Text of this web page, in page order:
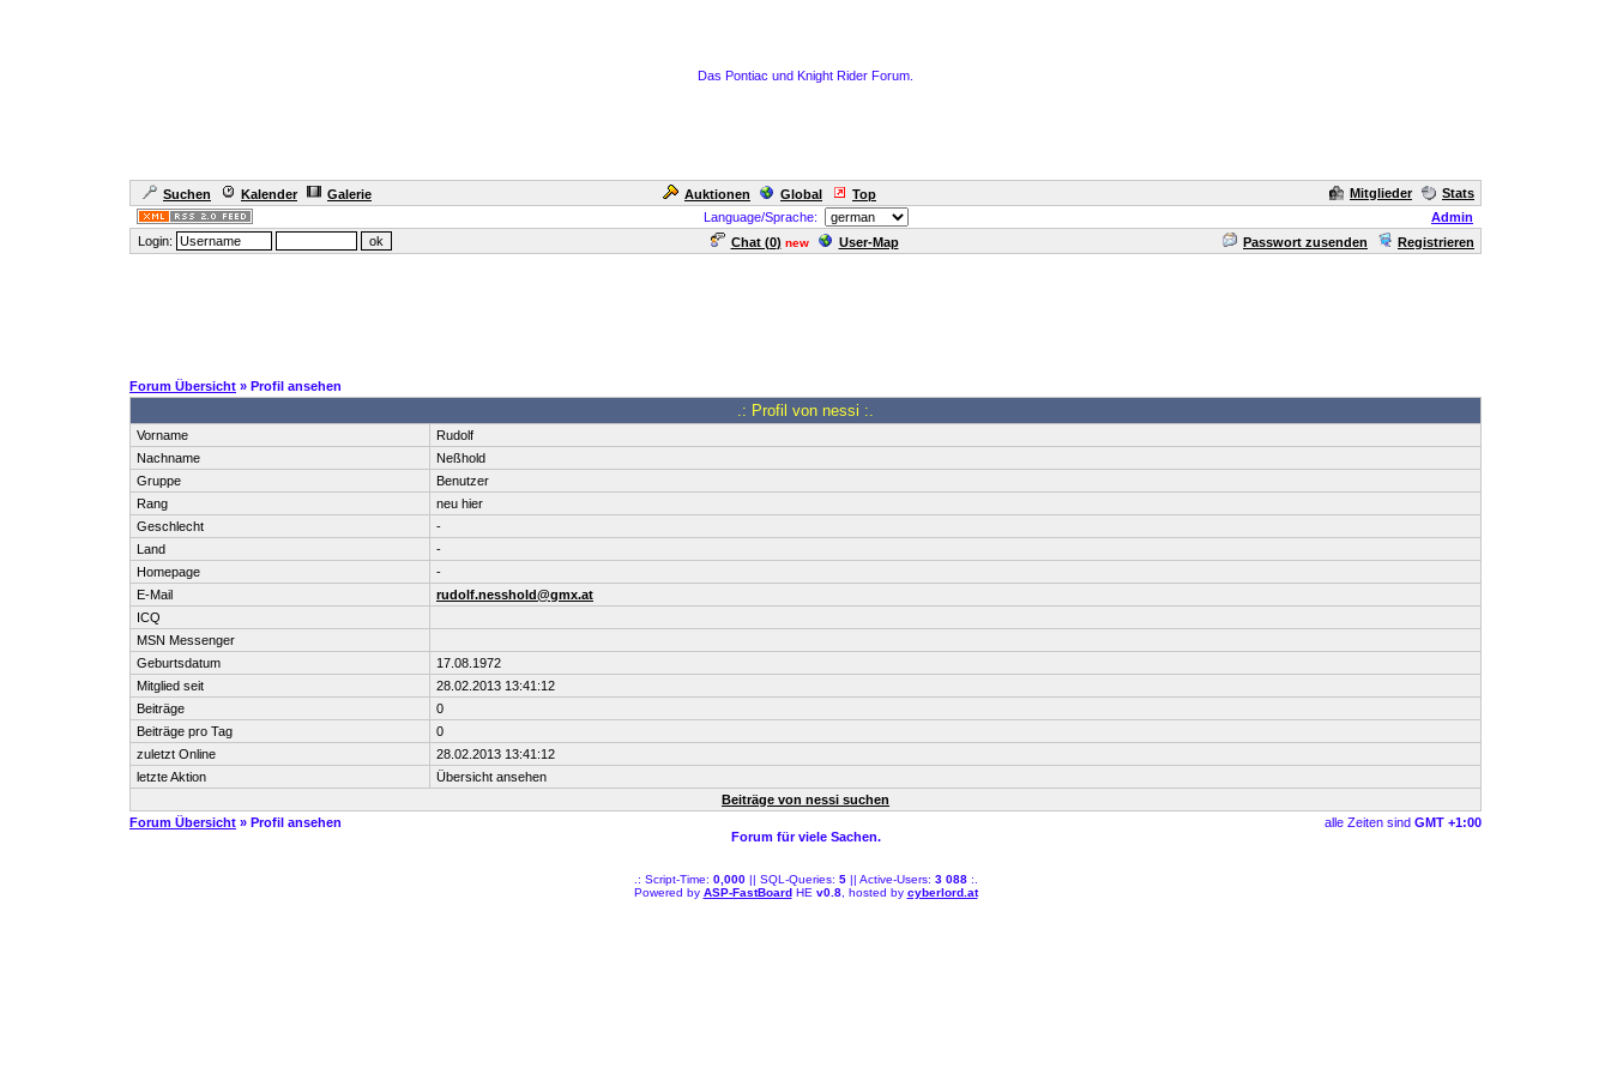
Das Pontiac und Knight Rider Forum.
Suchen Kalender Galerie Auktionen Global Top Mitglieder
Stats
Language/Sprache:
Admin
Login:
Chat (0) new User-Map Passwort zusenden Registrieren
Forum Übersicht » Profil ansehen
.: Profil von nessi :.
Vorname
Rudolf
Nachname
Neßhold
Gruppe
Benutzer
Rang
neu hier
Geschlecht
-
Land
-
Homepage
-
E-Mail
rudolf.nesshold@gmx.at
ICQ
MSN Messenger
Geburtsdatum
17.08.1972
Mitglied seit
28.02.2013 13:41:12
Beiträge
0
Beiträge pro Tag
0
zuletzt Online
28.02.2013 13:41:12
letzte Aktion
Übersicht ansehen
Beiträge von nessi suchen
Forum Übersicht » Profil ansehen alle Zeiten sind GMT +1:00
Forum für viele Sachen.
.: Script-Time: 0,000|| SQL-Queries: 5|| Active-Users: 3 088:.
Powered by ASP-FastBoardHE v0.8, hosted by cyberlord.at